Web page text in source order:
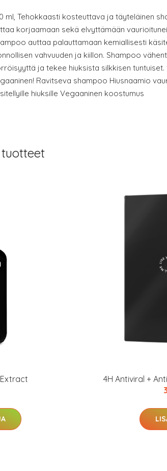
ml, Tehokkaasti kosteuttava ja täyteläinen
korjaamaan sekä elvyttämään
auttaa palauttamaan kemiallisesti
vahvuuden ja kiillon. Shampoo
ja tekee hiuksista silkkisen tuntuiset.
Ravitseva shampoo Hiusnaamio
hiuksille Vegaaninen koostumus
4H Antiviral +